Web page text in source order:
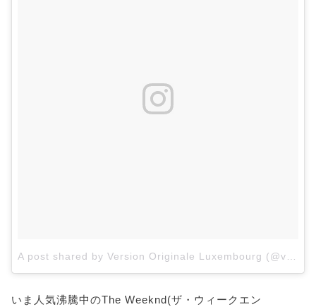
いま人気沸騰中のThe Weeknd(ザ・ウィークエン